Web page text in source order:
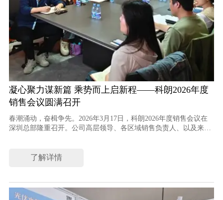
凝心聚力谋新篇 乘势而上启新程——科朗2026年度
销售会议圆满召开
春潮涌动，奋楫争先。2026年3月17日，科朗2026年度销售会议在
深圳总部隆重召开。公司高层领导、各区域销售负责人、以及来自
频器与电磁感应加热两大核心产品线，全面擘画新一年的战略蓝图
了解详情